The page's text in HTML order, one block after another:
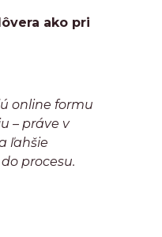
online formu
– práve v
ľahšie
procesu.